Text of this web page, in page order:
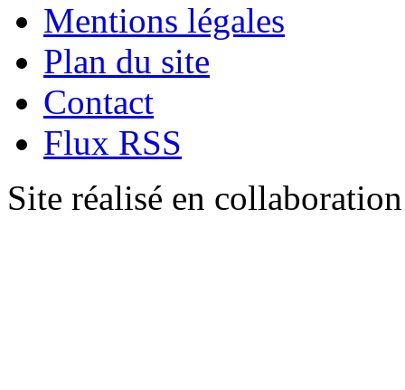
Mentions légales
Plan du site
Contact
Flux RSS
Site réalisé en